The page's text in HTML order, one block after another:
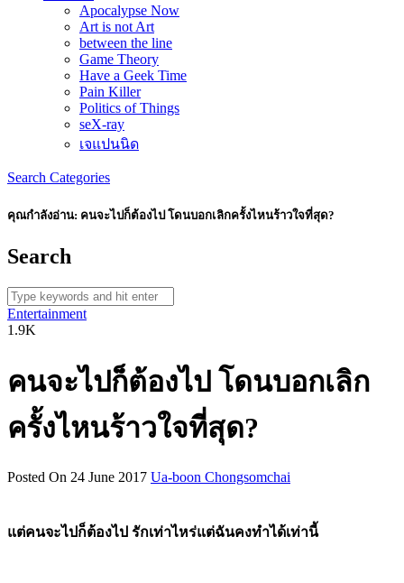
Apocalypse Now
Art is not Art
between the line
Game Theory
Have a Geek Time
Pain Killer
Politics of Things
seX-ray
เจแปนนิด
Search Categories
คุณกำลังอ่าน: คนจะไปก็ต้องไป โดนบอกเลิกครั้งไหนร้าวใจที่สุด?
Search
Entertainment
1.9K
คนจะไปก็ต้องไป โดนบอกเลิก
ครั้งไหนร้าวใจที่สุด?
Posted On 24 June 2017 Ua-boon Chongsomchai
แต่คนจะไปก็ต้องไป รักเท่าไหร่แต่ฉันคงทำได้เท่านี้